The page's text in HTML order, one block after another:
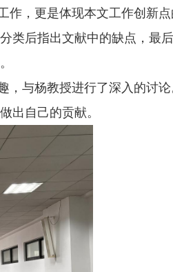
作，更是体现本文工作创新
类后指出文献中的缺点，最
与杨教授进行了深入的讨
出自己的贡献。